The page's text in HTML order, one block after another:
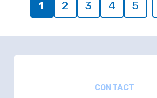
1 2 3 4 5
CONTACT